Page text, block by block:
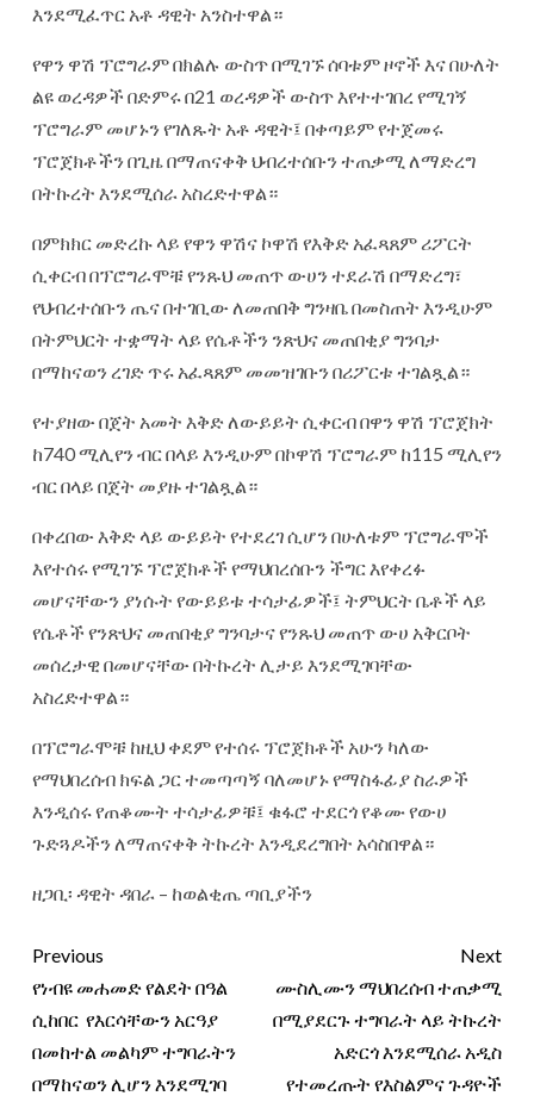
እንደሚፈጥር አቶ ዳዊት አንስተዋል።
የዋን ዋሽ ፕሮግራም በክልሉ ውስጥ በሚገኙ ሰባቱም ዞኖች እና በሁለት
ልዩ ወረዳዎች በድምሩ በ21 ወረዳዎች ውስጥ እየተተገበረ የሚገኝ
ፕሮግራም መሆኑን የገለጹት አቶ ዳዊት፤ በቀጣይም የተጀመሩ
ፕሮጀክቶችን በጊዜ በማጠናቀቅ ህብረተሰቡን ተጠቃሚ ለማድረግ
በትኩረት እንደሚሰራ አስረድተዋል።
በምክክር መድረኩ ላይ የዋን ዋሽና ኮዋሽ የእቅድ አፈጻጸም ሪፖርት
ሲቀርብ በፕሮግራሞቹ የንጹህ መጠጥ ውሀን ተደራሽ በማድረግ፣
የህብረተሰቡን ጤና በተገቢው ለመጠበቅ ግንዛቤ በመስጠት እንዲሁም
በትምህርት ተቋማት ላይ የሴቶችን ንጽህና መጠበቂያ ግንባታ
በማከናወን ረገድ ጥሩ አፈጻጸም መመዝገቡን በሪፖርቱ ተገልጿል።
የተያዘው በጀት አመት እቅድ ለውይይት ሲቀርብ በዋን ዋሽ ፕሮጀክት
ከ740 ሚሊየን ብር በላይ እንዲሁም በኮዋሽ ፕሮግራም ከ115 ሚሊየን
ብር በላይ በጀት መያዙ ተገልጿል።
በቀረበው እቅድ ላይ ውይይት የተደረገ ሲሆን በሁለቱም ፕሮግራሞች
እየተሰሩ የሚገኙ ፕሮጀክቶች የማህበረሰቡን ችግር እየቀረፉ
መሆናቸውን ያነሱት የውይይቱ ተሳታፊዎች፤ ትምህርት ቤቶች ላይ
የሴቶች የንጽህና መጠበቂያ ግንባታና የንጹህ መጠጥ ውሀ አቅርቦት
መሰረታዊ በመሆናቸው በትኩረት ሊታይ እንደሚገባቸው
አስረድተዋል።
በፕሮግራሞቹ ከዚህ ቀደም የተሰሩ ፕሮጀክቶች አሁን ካለው
የማህበረሰብ ክፍል ጋር ተመጣጣኝ ባለመሆኑ የማስፋፊያ ስራዎች
እንዲሰሩ የጠቆሙት ተሳታፊዎቹ፤ ቁፋሮ ተደርጎ የቆሙ የውሀ
ጉድጓዶችን ለማጠናቀቅ ትኩረት እንዲደረግበት አሳስበዋል።
ዘጋቢ፡ ዳዊት ዳበራ – ከወልቂጤ ጣቢያችን
Previous
የነብዩ መሐመድ የልደት በዓል
ሲከበር የእርሳቸውን አርዓያ
በመከተል መልካም ተግባራትን
በማከናወን ሊሆን እንደሚገባ
Next
ሙስሊሙን ማህበረሰብ ተጠቃሚ
በሚያደርጉ ተግባራት ላይ ትኩረት
አድርጎ እንደሚሰራ አዲስ
የተመረጡት የእስልምና ጉዳዮች